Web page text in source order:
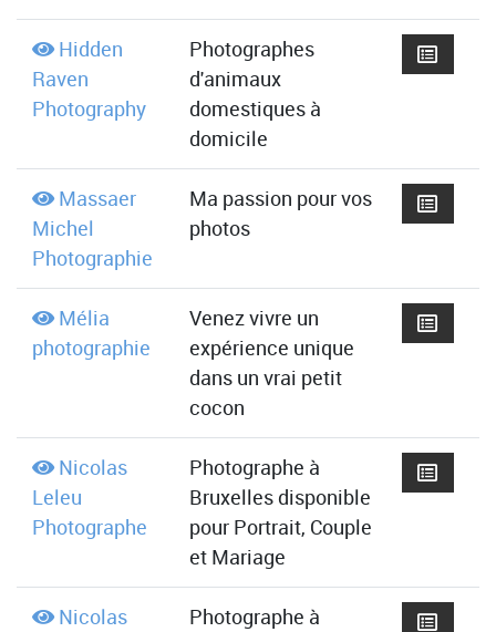
Hidden
Raven
Photography
Photographes
d'animaux
domestiques à
domicile
Massaer
Michel
Photographie
Ma passion pour vos
photos
Mélia
photographie
Venez vivre un
expérience unique
dans un vrai petit
cocon
Nicolas
Leleu
Photographe
Photographe à
Bruxelles disponible
pour Portrait, Couple
et Mariage
Nicolas
Photographe à